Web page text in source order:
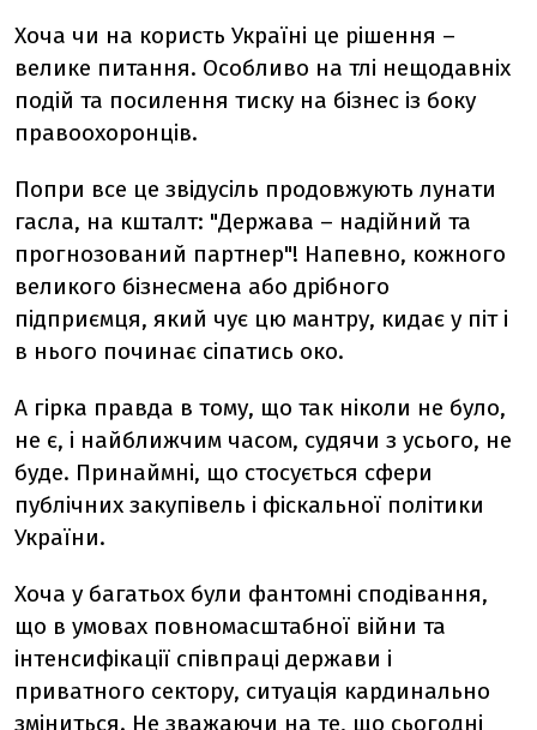
Хоча чи на користь Україні це рішення –
велике питання. Особливо на тлі нещодавніх
подій та посилення тиску на бізнес із боку
правоохоронців.
Попри все це звідусіль продовжують лунати
гасла, на кшталт: "Держава – надійний та
прогнозований партнер"! Напевно, кожного
великого бізнесмена або дрібного
підприємця, який чує цю мантру, кидає у піт і
в нього починає сіпатись око.
А гірка правда в тому, що так ніколи не було,
не є, і найближчим часом, судячи з усього, не
буде. Принаймні, що стосується сфери
публічних закупівель і фіскальної політики
України.
Хоча у багатьох були фантомні сподівання,
що в умовах повномасштабної війни та
інтенсифікації співпраці держави і
приватного сектору, ситуація кардинально
зміниться. Не зважаючи на те, що сьогодні